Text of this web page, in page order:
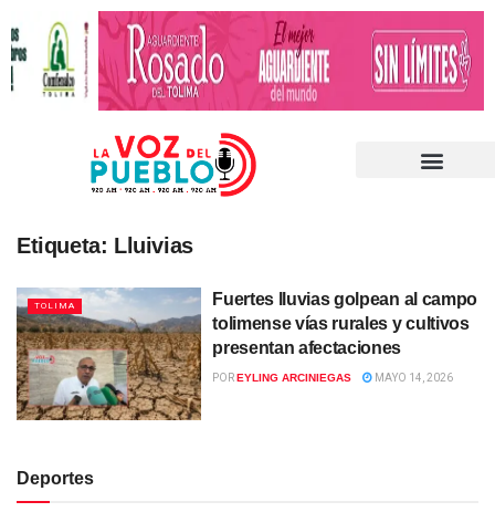
Etiqueta: Lluivias
TOLIMA
Fuertes lluvias golpean al campo
tolimense vías rurales y cultivos
presentan afectaciones
POREYLING ARCINIEGAS MAYO 14, 2026
Deportes